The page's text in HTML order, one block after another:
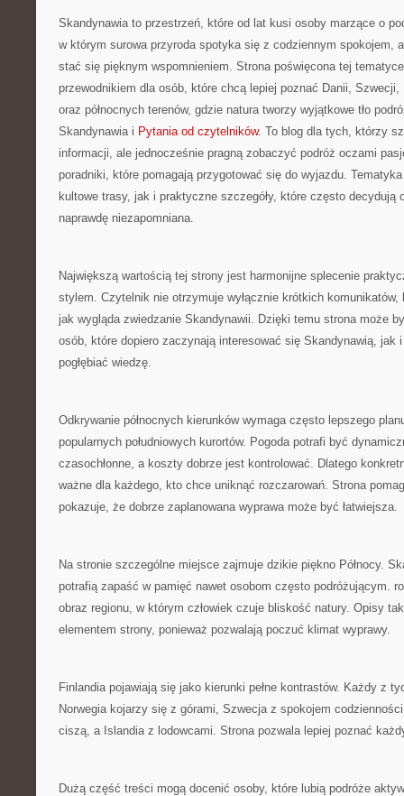
Skandynawia to przestrzeń, które od lat kusi osoby marzące o
w którym surowa przyroda spotyka się z codziennym spokojem,
stać się pięknym wspomnieniem. Strona poświęcona tej
przewodnikiem dla osób, które chcą lepiej poznać Danii,
oraz północnych terenów, gdzie natura tworzy wyjątkowe tło
Skandynawia i Pytania od czytelników. To blog dla tych, którzy
informacji, ale jednocześnie pragną zobaczyć podróż oczami
poradniki, które pomagają przygotować się do wyjazdu.
kultowe trasy, jak i praktyczne szczegóły, które często
naprawdę niezapomniana.
Największą wartością tej strony jest harmonijne splecenie
stylem. Czytelnik nie otrzymuje wyłącznie krótkich komunikatów,
jak wygląda zwiedzanie Skandynawii. Dzięki temu strona może
osób, które dopiero zaczynają interesować się Skandynawią, jak
pogłębiać wiedzę.
Odkrywanie północnych kierunków wymaga często lepszego
popularnych południowych kurortów. Pogoda potrafi być
czasochłonne, a koszty dobrze jest kontrolować. Dlatego
ważne dla każdego, kto chce uniknąć rozczarowań. Strona
pokazuje, że dobrze zaplanowana wyprawa może być łatwiejsza.
Na stronie szczególne miejsce zajmuje dzikie piękno Północy.
potrafią zapaść w pamięć nawet osobom często podróżującym.
obraz regionu, w którym człowiek czuje bliskość natury. Opisy
elementem strony, ponieważ pozwalają poczuć klimat wyprawy.
Finlandia pojawiają się jako kierunki pełne kontrastów. Każdy z
Norwegia kojarzy się z górami, Szwecja z spokojem
ciszą, a Islandia z lodowcami. Strona pozwala lepiej poznać
Dużą część treści mogą docenić osoby, które lubią podróże